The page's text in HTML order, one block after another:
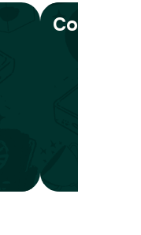
Corée du